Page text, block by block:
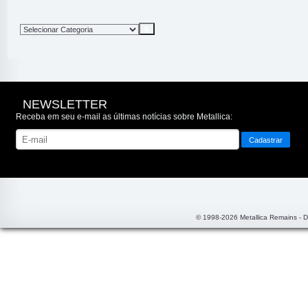
NEWSLETTER
Receba em seu e-mail as últimas notícias sobre Metallica:
© 1998-2026 Metallica Remains -